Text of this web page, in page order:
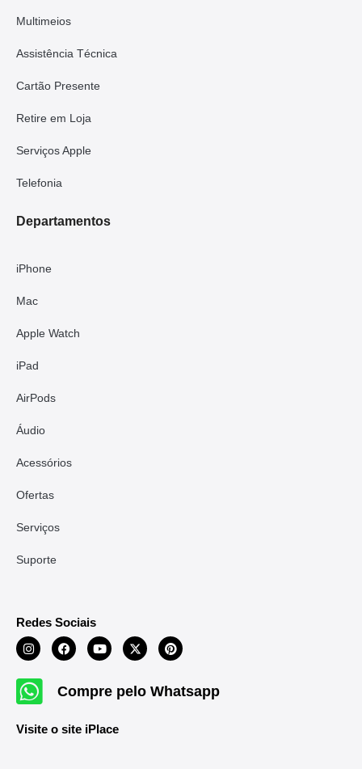
Multimeios
Assistência Técnica
Cartão Presente
Retire em Loja
Serviços Apple
Telefonia
Departamentos
iPhone
Mac
Apple Watch
iPad
AirPods
Áudio
Acessórios
Ofertas
Serviços
Suporte
Redes Sociais
Compre pelo Whatsapp
Visite o site iPlace